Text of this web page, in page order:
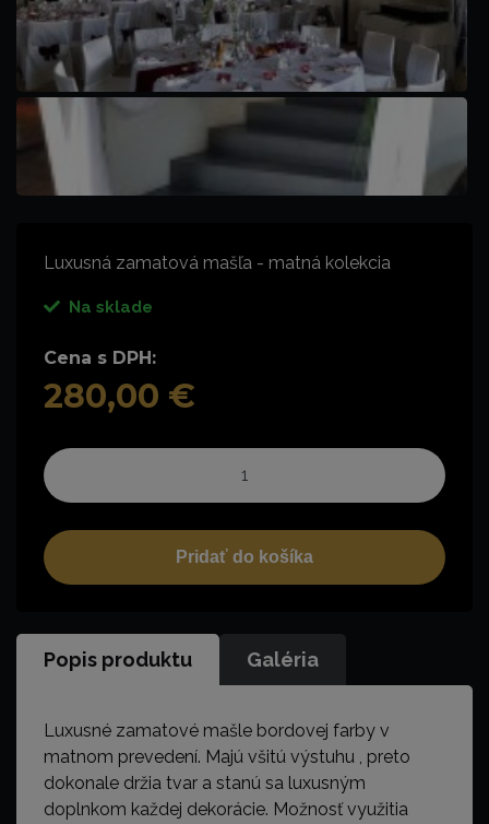
Luxusná zamatová mašľa - matná kolekcia
Na sklade
Cena s DPH:
280,00 €
Pridať do košíka
Popis produktu Galéria
Luxusné zamatové mašle bordovej farby v
matnom prevedení. Majú všitú výstuhu , preto
dokonale držia tvar a stanú sa luxusným
doplnkom každej dekorácie. Možnosť využitia